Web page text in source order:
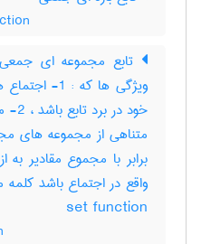
تابع مجموعه ای
ویژگی ها که
خود
متناهی از مجموعه های
برابر با مجموع مقادیر
set function